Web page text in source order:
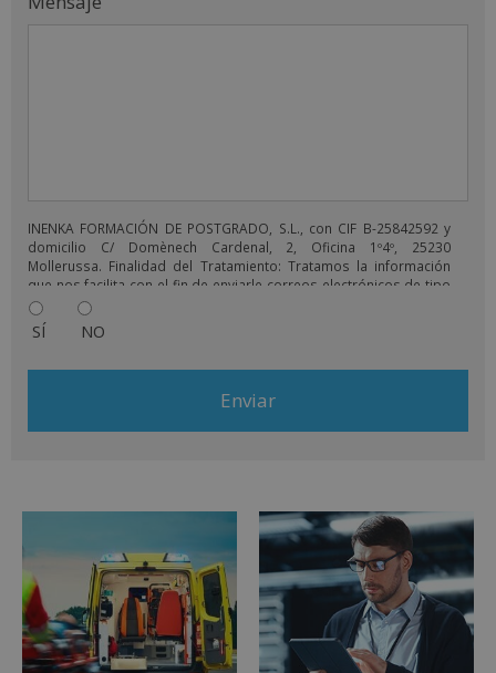
INENKA FORMACIÓN DE POSTGRADO, S.L., con CIF B-25842592 y
domicilio C/ Domènech Cardenal, 2, Oficina 1º4º, 25230
Mollerussa. Finalidad del Tratamiento: Tratamos la información
que nos facilita con el fin de enviarle correos electrónicos de tipo
comercial relacionado con los productos ofrecidos y otros tipo
de productos que fueran de su interés. Legitimación del
tratamiento: Consentimiento del interesado. Derechos: Puede
más información consulte nuestra Política de Privacidad. Desea
SÍ NO
e
r
n
a